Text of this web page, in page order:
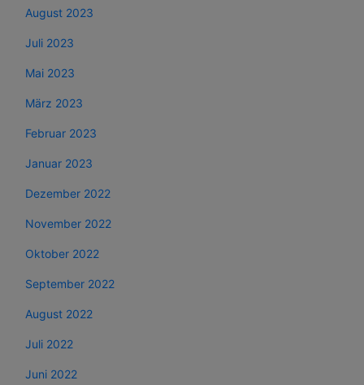
August 2023
Juli 2023
Mai 2023
März 2023
Februar 2023
Januar 2023
Dezember 2022
November 2022
Oktober 2022
September 2022
August 2022
Juli 2022
Juni 2022